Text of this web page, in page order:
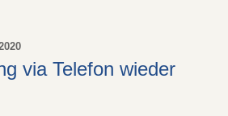
via Telefon wieder